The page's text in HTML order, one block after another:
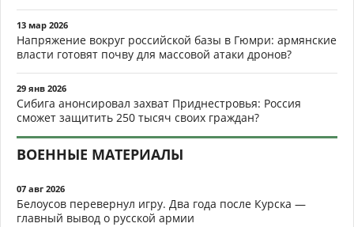
13 мар 2026
Напряжение вокруг российской базы в Гюмри: армянские
власти готовят почву для массовой атаки дронов?
29 янв 2026
Сибига анонсировал захват Приднестровья: Россия
сможет защитить 250 тысяч своих граждан?
ВОЕННЫЕ МАТЕРИАЛЫ
07 авг 2026
Белоусов перевернул игру. Два года после Курска —
главный вывод о русской армии